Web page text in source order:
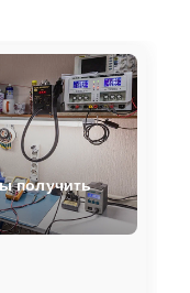
получить